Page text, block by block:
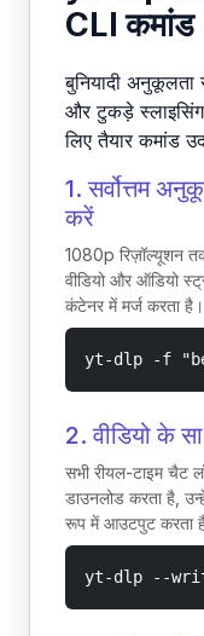
CLI कमांड
बुनियादी
और टुकड़े
लिए तैयार कमांड
1. सर्वोत्तम
करें
1080p रिज़ॉल्यूशन
वीडियो और ऑडियो
कंटेनर में मर्ज करता है।
yt-dlp -f
2. वीडियो के
सभी रीयल-टाइम चैट
डाउनलोड करता है,
रूप में आउटपुट करता
yt-dlp --